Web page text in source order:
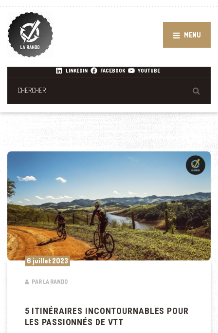
MENU
LINKEDIN FACEBOOK YOUTUBE
6 juillet 2023
PAR LA RANDO
5 ITINÉRAIRES INCONTOURNABLES POUR
LES PASSIONNÉS DE VTT